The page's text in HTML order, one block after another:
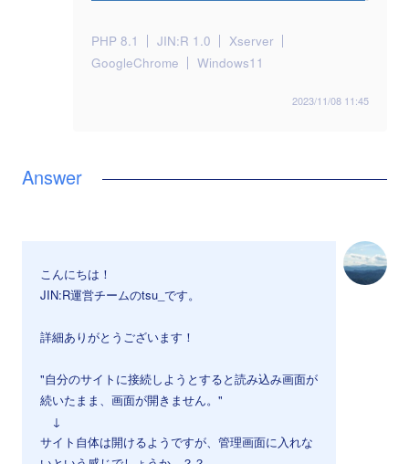
PHP 8.1 JIN:R 1.0
Xserver
GoogleChrome
Windows11
2023/11/08 11:45
こんにちは！
JIN:R運営チームのtsu_です。
詳細ありがとうございます！
"自分のサイトに接続しようとすると読み込み画面が
続いたまま、画面が開きません。"
↓
サイト自体は開けるようですが、管理画面に入れな